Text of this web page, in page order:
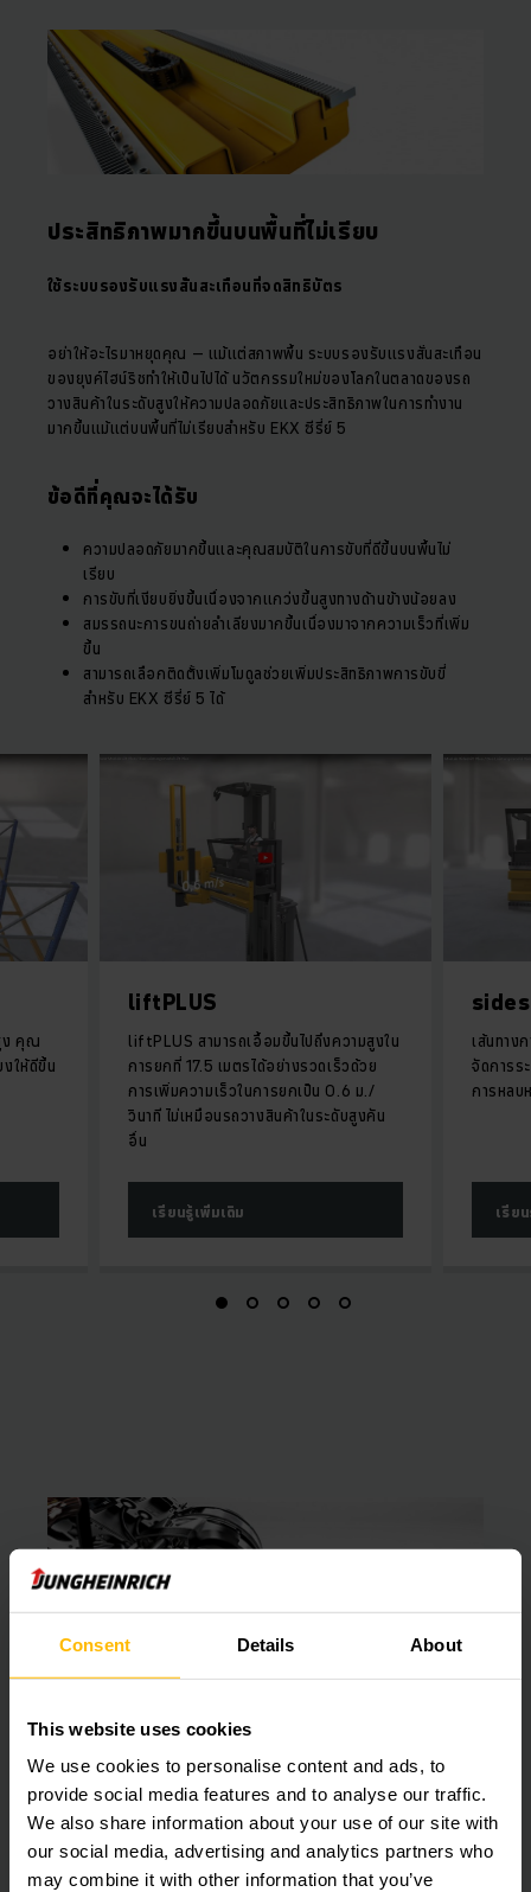
Consent Details About
This website uses cookies
We use cookies to personalise content and ads, to
provide social media features and to analyse our traffic.
We also share information about your use of our site with
our social media, advertising and analytics partners who
may combine it with other information that you’ve
ประสิทธิภาพมากขึ้นบนพื้นที่ไม่เรียบ
ใช้ระบบรองรับแรงสั่นสะเทือนที่จดสิทธิบัตร
อย่าให้อะไรมาหยุดคุณ – แม้แต่สภาพพื้น ระบบรองรับแรงสั่นสะเทือน
ของยุงค์ไฮน์ริชทำให้เป็นไปได้ นวัตกรรมใหม่ของโลกในตลาดของรถ
วางสินค้าในระดับสูงให้ความปลอดภัยและประสิทธิภาพในการทำงาน
มากขึ้นแม้แต่บนพื้นที่ไม่เรียบสำหรับ EKX ซีรี่ย์ 5
ข้อดีที่คุณจะได้รับ
ความปลอดภัยมากขึ้นและคุณสมบัติในการขับที่ดีขึ้นบนพื้นไม่
เรียบ
การขับที่เงียบยิ่งขึ้นเนื่องจากแกว่งขึ้นสูงทางด้านข้างน้อยลง
สมรรถนะการขนถ่ายลำเลียงมากขึ้นเนื่องมาจากความเร็วที่เพิ่ม
ขึ้น
สามารถเลือกติดตั้งเพิ่มโมดูลช่วยเพิ่มประสิทธิภาพการขับขี่
สำหรับ EKX ซีรี่ย์ 5 ได้
liftPLUS
liftPLUS สามารถเอื้อมขึ้นไปถึงความสูงใน
การยกที่ 17.5 เมตรได้อย่างรวดเร็วด้วย
การเพิ่มความเร็วในการยกเป็น 0.6 ม./
วินาที ไม่เหมือนรถวางสินค้าในระดับสูงคัน
อื่น
เรียนรู้เพิ่มเติม
เส้นทาง
จัดการร
การหลบ
เรีย
ง คุณ
ให้ดีขึ้น
เนื่องจากมีประสิทธิภาพพลังงานดีที่สุด
ประหยัดต้นทุนและยืดอายุการใช้งาน – EKX รุ่นใหม่มอบสิ่งนี้ให้คุณ
คุณสามารถปฏิบัติงานได้สองกะด้วยการชาร์จแบตเตอรี่เพียงแค่ครั้ง
เดียวเนื่องจากใช้นวัตกรรมเครื่องยนต์แบบซิงค์โครนัสรีลัคแตนช์และ
การกู้คืนพลังงานแบบสองเท่า